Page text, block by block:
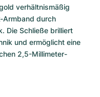
verhältnismäßig
durch
Die Schließe brilliert
und ermöglicht eine
2,5-Millimeter-